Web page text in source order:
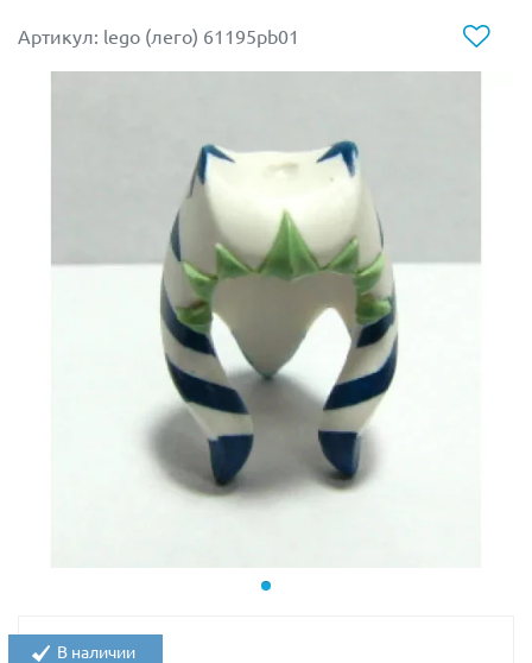
Артикул: lego (лего) 61195pb01
В наличии